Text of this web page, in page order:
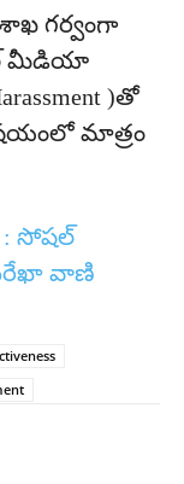
గర్వంగా
మీడియా
)తో
మాత్రం
సోషల్
వాణి